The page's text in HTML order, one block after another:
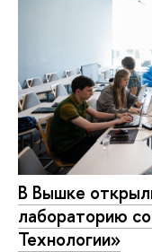
В Вышке
лабораторию
Технологии»